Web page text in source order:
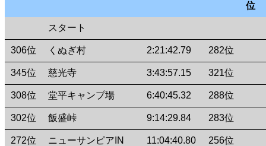
位
スタート
306位 くぬぎ村 2:21:42.79 282位
345位 慈光寺 3:43:57.15 321位
308位 堂平キャンプ場 6:40:45.32 288位
302位 飯盛峠 9:14:29.84 283位
272位 ニューサンピアIN 11:04:40.80 256位